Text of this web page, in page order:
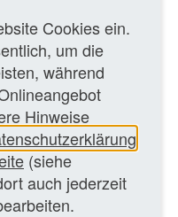
lesen
Cookies ein.
um die
während
Hinweise
(siehe
auch jederzeit